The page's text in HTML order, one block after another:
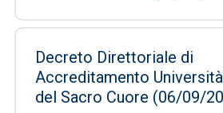
Decreto Direttoriale di
Accreditamento
del Sacro Cuore (06/09/